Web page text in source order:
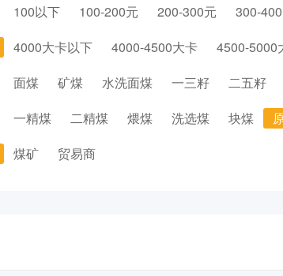
100以下 100-200元 200-300元 300-
4000大卡以下 4000-4500大卡 4500-5000
面煤 矿煤 水洗面煤 一三籽 二五籽
一精煤 二精煤 煨煤 洗选煤 块煤
煤矿 贸易商